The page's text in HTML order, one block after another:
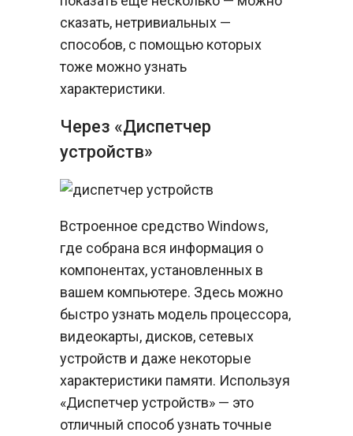
сказать, нетривиальных —
способов, с помощью которых
тоже можно узнать
характеристики.
Через «Диспетчер
устройств»
Встроенное средство Windows,
где собрана вся информация о
компонентах, установленных в
вашем компьютере. Здесь можно
быстро узнать модель процессора,
видеокарты, дисков, сетевых
устройств и даже некоторые
характеристики памяти. Используя
«Диспетчер устройств» — это
отличный способ узнать точные